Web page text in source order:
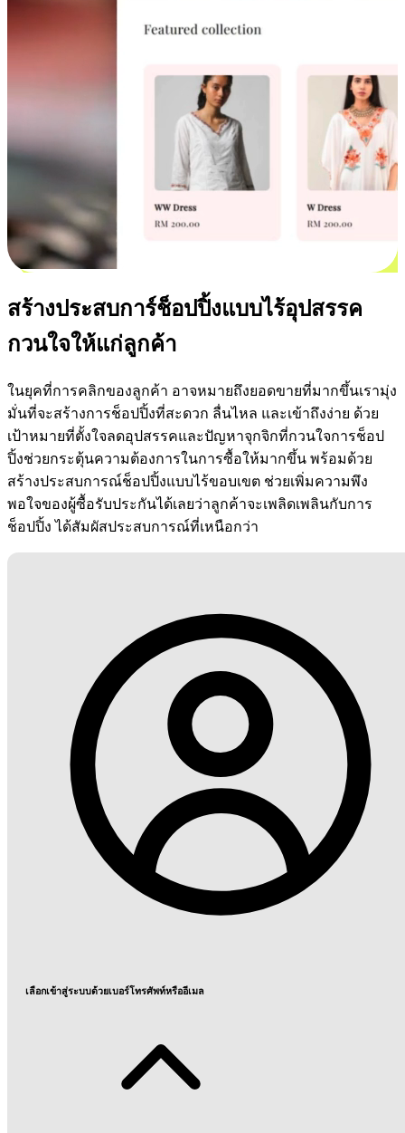
สร้างประสบการ์ช็อปปิ้งแบบไร้อุปสรรค
กวนใจให้แก่ลูกค้า
ในยุคที่การคลิกของลูกค้า อาจหมายถึงยอดขายที่มากขึ้นเรามุ่ง
มั่นที่จะสร้างการช็อปปิ้งที่สะดวก ลื่นไหล และเข้าถึงง่าย ด้วย
เป้าหมายที่ตั้งใจลดอุปสรรคและปัญหาจุกจิกที่กวนใจการช็อป
ปิ้งช่วยกระตุ้นความต้องการในการซื้อให้มากขึ้น พร้อมด้วย
สร้างประสบการณ์ช็อปปิ้งแบบไร้ขอบเขต ช่วยเพิ่มความพึง
พอใจของผู้ซื้อรับประกันได้เลยว่าลูกค้าจะเพลิดเพลินกับการ
ช็อปปิ้ง ได้สัมผัสประสบการณ์ที่เหนือกว่า
เลือกเข้าสู่ระบบด้วยเบอร์โทรศัพท์หรืออีเมล